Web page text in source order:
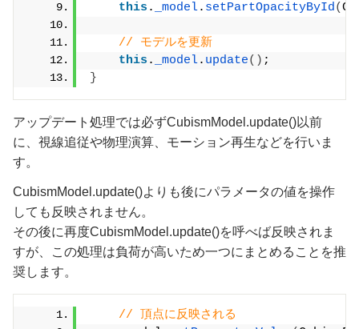
this . _model. setPartOpacityById(
// モデルを更新
this . _model. update() ;
}
アップデート処理では必ずCubismModel.update()以前
に、視線追従や物理演算、モーション再生などを行いま
す。
CubismModel.update()よりも後にパラメータの値を操作
しても反映されません。
その後に再度CubismModel.update()を呼べば反映されま
すが、この処理は負荷が高いため一つにまとめることを推
奨します。
// 頂点に反映される